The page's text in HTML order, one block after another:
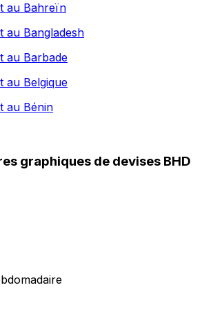
au Bahreïn
au Bangladesh
au Barbade
au Belgique
au Bénin
graphiques de devises BHD